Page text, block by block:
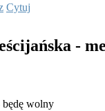
Cytuj
-
będę wolny